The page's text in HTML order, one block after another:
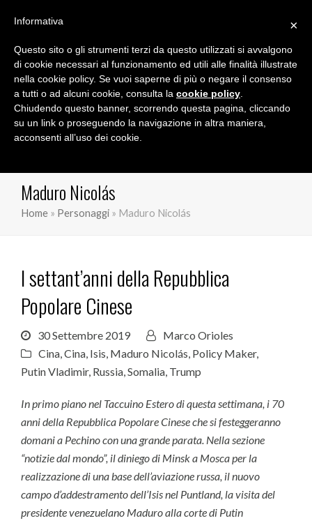
Marco Orioles
Maduro Nicolás
Home » Personaggi » Maduro Nicolás
I settant’anni della Repubblica
Popolare Cinese
30 Settembre 2019
Marco Orioles
Cina,Cina, Isis, Maduro Nicolás, Policy Maker,
Putin Vladimir, Russia,Somalia, Trump
In primo piano nel Taccuino Estero di questa settimana, i 70
anni della Repubblica Popolare Cinese che si festeggeranno
domani a Pechino con una grande parata. Nella sezione
“notizie dal mondo”, il diniego di Minsk a Mosca per la
realizzazione di una base dell’aviazione russa, il nuovo
campo d’addestramento dell’Isis nel Puntland, la visita del
presidente venezuelano Maduro alla corte di Putin
×
Informativa
Questo sito o gli strumenti terzi da questo utilizzati si avvalgono
di cookie necessari al funzionamento ed utili alle finalità illustrate
nella cookie policy. Se vuoi saperne di più o negare il consenso
a tutti o ad alcuni cookie, consulta la cookie policy
Chiudendo questo banner, scorrendo questa pagina, cliccando
su un link o proseguendo la navigazione in altra maniera,
acconsenti all’uso dei cookie.